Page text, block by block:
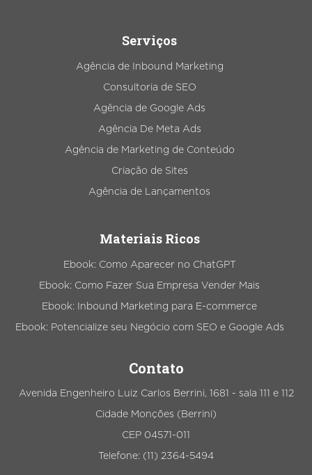
Serviços
Agência de Inbound Marketing
Consultoria de SEO
Agência de Google Ads
Agência De Meta Ads
Agência de Marketing de Conteúdo
Criação de Sites
Agência de Lançamentos
Materiais Ricos
Ebook: Como Aparecer no ChatGPT
Ebook: Como Fazer Sua Empresa Vender Mais
Ebook: Inbound Marketing para E-commerce
Ebook: Potencialize seu Negócio com SEO e Google Ads
Contato
Avenida Engenheiro Luiz Carlos Berrini, 1681 - sala 111 e 112
Cidade Monções (Berrini)
CEP 04571-011
Telefone: (11) 2364-5494